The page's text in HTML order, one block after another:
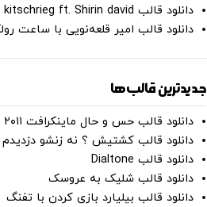
دانلود قالب Gut Genug - kitschrieg ft. Shirin david
دانلود قالب امیر قلعه‌نویی با ساعت
جدیدترین قالب‌ها
دانلود قالب حس و حال ماینکرافت ۲۰۱۱
دانلود قالب کشتیش ؟ نه زنشو دزدیدم
دانلود قالب Dialtone
دانلود قالب شلیک به عروسک
دانلود قالب بیلیارد بازی کردن با تفنگ